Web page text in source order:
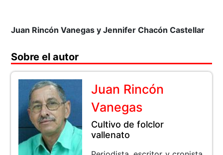
Juan Rincón Vanegas y Jennifer Chacón Castellar
Sobre el autor
Juan Rincón
Vanegas
Cultivo de folclor
vallenato